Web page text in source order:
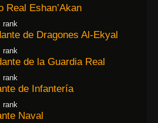
Real Eshan’Akan
rank
de Dragones Al-Ekyal
rank
de la Guardia Real
rank
de Infantería
rank
Naval